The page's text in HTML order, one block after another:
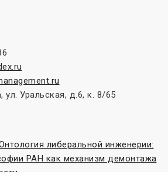
ул. Уральская, д.6, к. 8/65
либеральной инженерии:
РАН как механизм демонтажа